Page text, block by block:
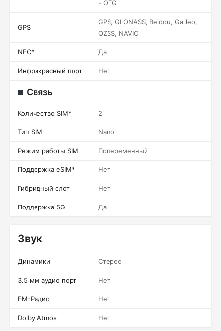
- OTG
GPS
GPS, GLONASS, Beidou, Galileo,
QZSS, NAVIC
NFC* Да
Инфракрасный порт Нет
Связь
Количество SIM* 2
Тип SIM Nano
Режим работы SIM Попеременный
Поддержка eSIM* Нет
Гибридный слот Нет
Поддержка 5G Да
Звук
Динамики Стерео
3.5 мм аудио порт Нет
FM-Радио Нет
Dolby Atmos Нет